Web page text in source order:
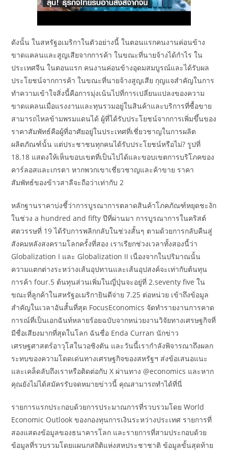
ดังนั้น ในสหรัฐอเมริกาในตัวอย่างนี้ ในตอนแรกคนงานค่อนข้าง
ขาดแคลนและสูญเสียจากการค้า ในขณะที่นายจ้างได้กำไร ใน
ประเทศจีน ในตอนแรก คนงานค่อนข้างอุดมสมบูรณ์และได้รับผล
ประโยชน์จากการค้า ในขณะที่นายจ้างสูญเสีย กุญแจสำคัญในการ
ทำความเข้าใจสิ่งนี้คือการมุ่งเน้นไปที่การเปลี่ยนแปลงของความ
ขาดแคลนเมื่อแรงงานและทุนรวมอยู่ในสินค้าและบริการที่ซื้อขาย
สามารถไหลข้ามพรมแดนได้ ผู้ที่ได้รับประโยชน์จากการเพิ่มขึ้นของ
ราคาสัมพัทธ์คือผู้ที่อาศัยอยู่ในประเทศที่เชี่ยวชาญในการผลิต
ผลิตภัณฑ์นั้น แต่ประชาชนทุกคนได้รับประโยชน์หรือไม่? รูปที่
18.18 แสดงให้เห็นขอบเขตที่เป็นไปได้และขอบเขตการบริโภคของ
คาร์ลอสและเกรตา หากพวกเขาเชี่ยวชาญและค้าขาย ราคา
สัมพัทธ์ของข้าวสาลีจะถือว่าเท่ากับ 2
หลักฐานราคาบ่งชี้ว่าการบูรณาการตลาดสินค้าโภคภัณฑ์หยุดชะงัก
ในช่วง a hundred and fifty ปีที่ผ่านมา การบูรณาการในคริสต์
ศตวรรษที่ 19 ได้รับการพลิกกลับในช่วงสั้นๆ ตามด้วยการกลับคืนสู่
สังคมหลังสงครามโลกครั้งที่สอง เราเรียกช่วงเวลาทั้งสองนี้ว่า
Globalization I และ Globalization II เนื่องจากในปริมาณนั้น
ความแตกต่างระหว่างเส้นอุปทานและเส้นอุปสงค์จะเท่ากับต้นทุน
การค้า four.5 ต้นทุนส่วนเพิ่มในญี่ปุ่นจะอยู่ที่ 2.seventy five ใน
ขณะที่ลูกค้าในสหรัฐอเมริกายินดีจ่าย 7.25 ต่อหน่วย เข้าถึงข้อมูล
สำคัญในเวลาอันสั้นที่สุด FocusEconomics จัดทำรายงานการคาด
การณ์ที่เป็นเอกฉันท์หลายร้อยฉบับจากหน่วยงานวิจัยทางเศรษฐกิจที่
มีชื่อเสียงมากที่สุดในโลก ฉันชื่อ Enda Curran นักข่าว
เศรษฐศาสตร์อาวุโสในวอชิงตัน และวันนี้เรากำลังพิจารณาถึงผลก
ระทบของความโดดเด่นทางเศรษฐกิจของสหรัฐฯ ส่งข้อเสนอแนะ
และเคล็ดลับถึงเราหรือติดต่อกับ X ผ่านทาง @economics และหาก
คุณยังไม่ได้สมัครรับจดหมายข่าวนี้ คุณสามารถทำได้ที่นี่
รายการแรกประกอบด้วยการประมาณการที่รวบรวมโดย World
Economic Outlook ของกองทุนการเงินระหว่างประเทศ รายการที่
สองแสดงข้อมูลของธนาคารโลก และรายการที่สามประกอบด้วย
ข้อมูลที่รวบรวมโดยแผนกสถิติแห่งสหประชาชาติ ข้อมูลขั้นสุดท้าย